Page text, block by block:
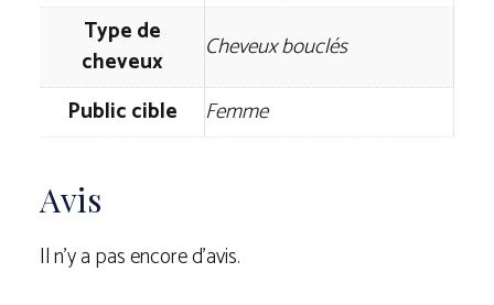
Type de
cheveux
Cheveux bouclés
Public cible
Femme
Avis
Il n’y a pas encore d’avis.